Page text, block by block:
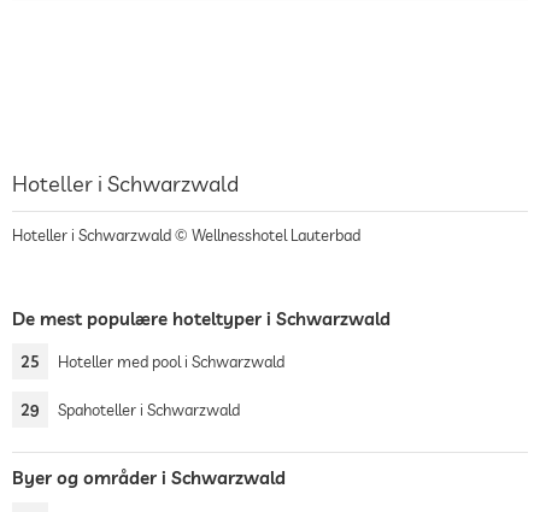
Hoteller i Schwarzwald
Hoteller i Schwarzwald © Wellnesshotel Lauterbad
De mest populære hoteltyper i Schwarzwald
25 Hoteller med pool i Schwarzwald
29 Spahoteller i Schwarzwald
Byer og områder i Schwarzwald